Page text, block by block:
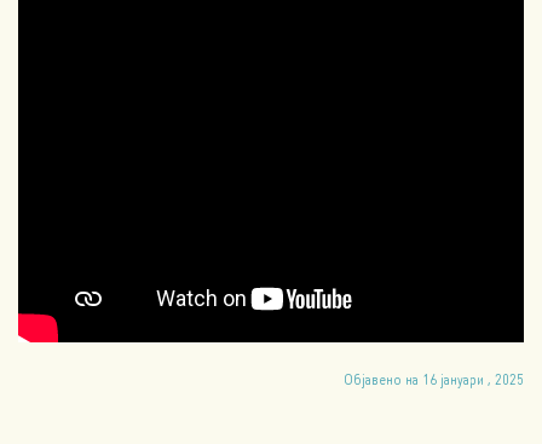
Објавено на 16 јануари , 2025